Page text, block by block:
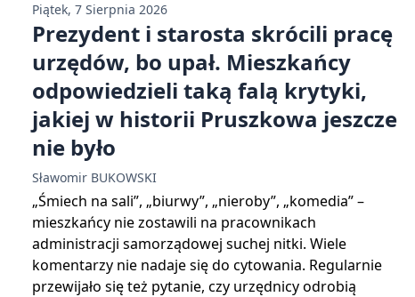
Piątek, 7 Sierpnia 2026
Prezydent i starosta skrócili pracę
urzędów, bo upał. Mieszkańcy
odpowiedzieli taką falą krytyki,
jakiej w historii Pruszkowa jeszcze
nie było
Sławomir BUKOWSKI
„Śmiech na sali”, „biurwy”, „nieroby”, „komedia” –
mieszkańcy nie zostawili na pracownikach
administracji samorządowej suchej nitki. Wiele
komentarzy nie nadaje się do cytowania. Regularnie
przewijało się też pytanie, czy urzędnicy odrobią